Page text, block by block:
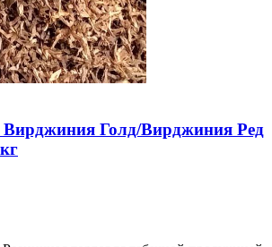
Вирджиния Голд/Вирджиния Ред